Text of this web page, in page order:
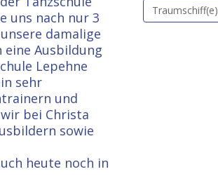
uns nach nur 3
damalige
Ausbildung
Lepehne
sehr
und
bei Christa
sowie
heute noch in
Traumschiff(e)